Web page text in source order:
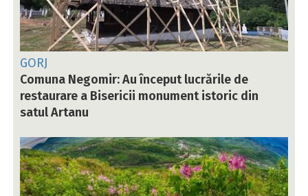
GORJ
Comuna Negomir: Au început lucrările de
restaurare a Bisericii monument istoric din
satul Artanu